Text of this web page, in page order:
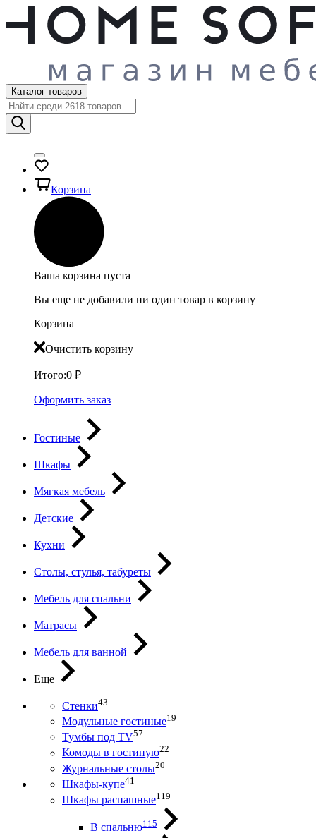
Каталог товаров
Корзина
Ваша корзина пуста
Вы еще не добавили ни один товар в корзину
Корзина
Очистить корзину
Итого:0 ₽
Оформить заказ
Гостиные
Шкафы
Мягкая мебель
Детские
Кухни
Столы, стулья, табуреты
Мебель для спальни
Матрасы
Мебель для ванной
Еще
Стенки43
Модульные гостиные19
Тумбы под ТV57
Комоды в гостиную22
Журнальные столы20
Шкафы-купе41
Шкафы распашные119
В спальню115